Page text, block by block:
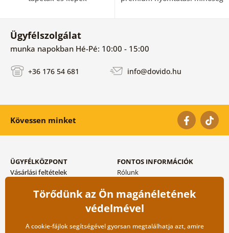
Ügyfélszolgálat
munka napokban Hé-Pé: 10:00 - 15:00
+36 176 54 681 info@dovido.hu
Kövessen minket
ÜGYFÉLKÖZPONT
Vásárlási feltételek
Szállítási és fizetési módok
FONTOS INFORMÁCIÓK
Rólunk
Blog
Kapcsolat
Nagykereskedelmi
együttműködés
Törődünk az Ön magánéletének
védelmével
A cookie-fájlok segítségével gyorsan megtalálhatja azt, amire